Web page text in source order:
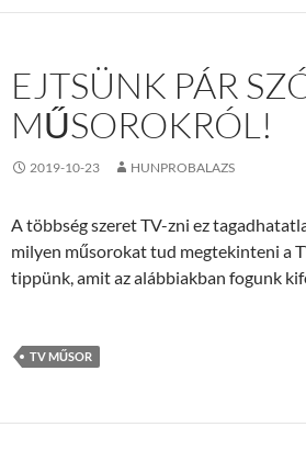
EJTSÜNK PÁR
MŰSOROKRÓL!
2019-10-23 HUNPROBALAZS
A többség szeret TV-zni ez
milyen műsorokat tud megtekinteni a
tippünk, amit az alábbiakban fogunk
TV MŰSOR